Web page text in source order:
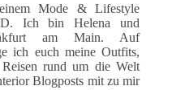
Mode & Lifestyle
Ich bin Helena und
am Main. Auf
ich euch meine Outfits,
rund um die Welt
Blogposts mit zu mir